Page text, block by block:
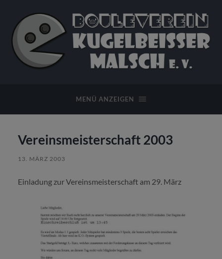
MENÜ ANZEIGEN
Vereinsmeisterschaft 2003
13. MÄRZ 2003
Einladung zur Vereinsmeisterschaft am 29. März